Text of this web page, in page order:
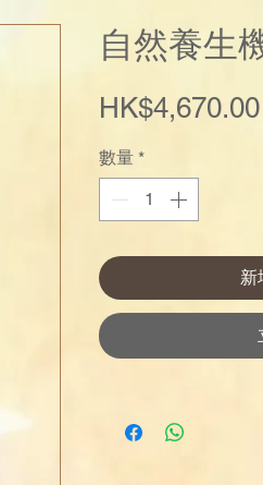
自然養生
HK$4,670.00
數量 *
新